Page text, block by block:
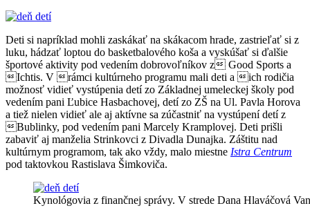
Deti si napríklad mohli zaskákať na skákacom hrade, zastrieľať si z
luku, hádzať loptou do basketbalového koša a vyskúšať si ďalšie
športové aktivity pod vedením dobrovoľníkov z Good Sports a
Ichtis. V rámci kultúrneho programu mali deti a ich rodičia
možnosť vidieť vystúpenia detí zo Základnej umeleckej školy pod
vedením pani Ľubice Hasbachovej, detí zo ZŠ na Ul. Pavla Horova
a tiež nielen vidieť ale aj aktívne sa zúčastniť na vystúpení detí z
Bublinky, pod vedením pani Marcely Kramplovej. Deti prišli
zabaviť aj manželia Strinkovci z Divadla Dunajka. Záštitu nad
kultúrnym programom, tak ako vždy, malo miestne Istra Centrum
pod taktovkou Rastislava Šimkoviča.
Kynológovia z finančnej správy. V strede Dana Hlaváčová